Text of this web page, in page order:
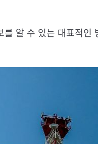
알 수 있는 대표적인